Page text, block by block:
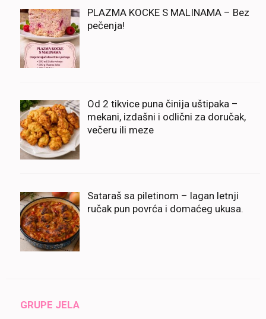
PLAZMA KOCKE S MALINAMA – Bez
pečenja!
Od 2 tikvice puna činija uštipaka –
mekani, izdašni i odlični za doručak,
večeru ili meze
Sataraš sa piletinom – lagan letnji
ručak pun povrća i domaćeg ukusa.
GRUPE JELA